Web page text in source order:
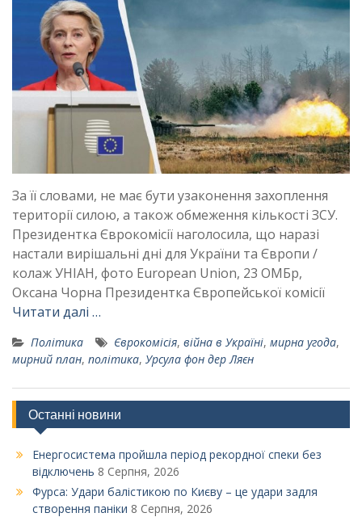
За її словами, не має бути узаконення захоплення
території силою, а також обмеження кількості ЗСУ.
Президентка Єврокомісії наголосила, що наразі
настали вирішальні дні для України та Європи /
колаж УНІАН, фото European Union, 23 ОМБр,
Оксана Чорна Президентка Європейської комісії
Читати далі …
Політика Єврокомісія, війна в Україні, мирна угода,
мирний план, політика, Урсула фон дер Ляєн
Останні новини
Енергосистема пройшла період рекордної спеки без
відключень 8 Серпня, 2026
Фурса: Удари балістикою по Києву – це удари задля
створення паніки 8 Серпня, 2026